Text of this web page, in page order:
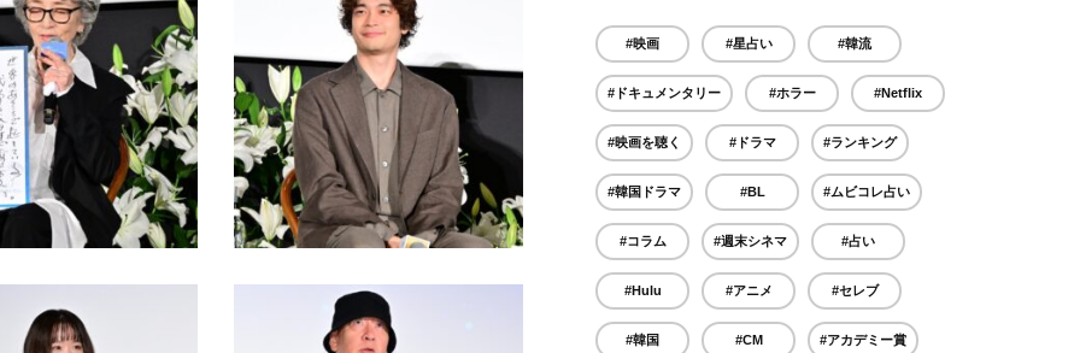
#映画 #星占い #韓流
#ドキュメンタリー #ホラー #Netflix
#映画を聴く #ドラマ #ランキング
#韓国ドラマ #BL #ムビコレ占い
#コラム #週末シネマ #占い
#Hulu #アニメ #セレブ
#韓国 #CM #アカデミー賞